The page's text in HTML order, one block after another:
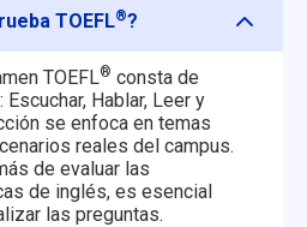
TOEFL®?
TOEFL® consta de
Hablar, Leer y
se enfoca en temas
reales del campus.
de evaluar las
de inglés, es esencial
las preguntas.